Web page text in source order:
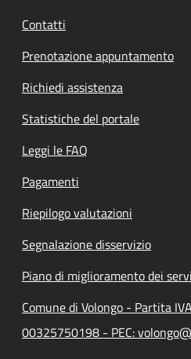
Contatti
Prenotazione appuntamento
Richiedi assistenza
Statistiche del portale
Leggi le FAQ
Pagamenti
Riepilogo valutazioni
Segnalazione disservizio
Piano di miglioramento dei
Comune di Volongo - Partita
00325750198 - PEC: